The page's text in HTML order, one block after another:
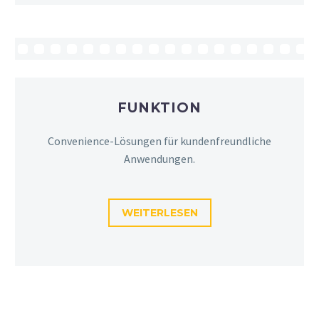
FUNKTION
Convenience-Lösungen für kundenfreundliche
Anwendungen.
WEITERLESEN